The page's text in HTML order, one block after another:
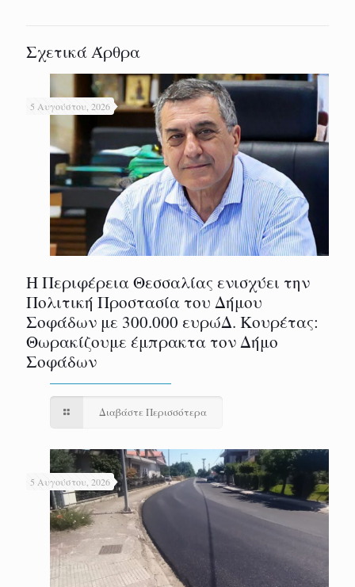
Σχετικά Άρθρα
5 Αυγούστου, 2026
Η Περιφέρεια Θεσσαλίας ενισχύει την
Πολιτική Προστασία του Δήμου
Σοφάδων με 300.000 ευρώΔ. Κουρέτας:
Θωρακίζουμε έμπρακτα τον Δήμο
Σοφάδων
Διαβάστε Περισσότερα
5 Αυγούστου, 2026